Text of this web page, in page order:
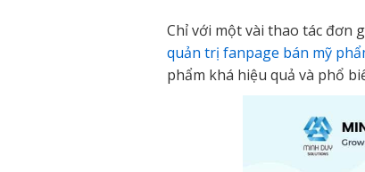
Chỉ với một vài thao tác đơn
quản trị fanpage bán mỹ
phẩm khá hiệu quả và phổ